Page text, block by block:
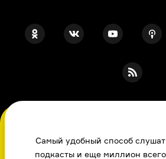
Во время посещения сайта
с использованием
cookie,пользовательским
Самый удобный способ
подкасты и еще миллион
Я даю свое согласие на